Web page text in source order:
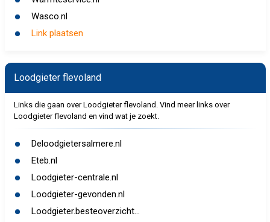
Wasco.nl
Link plaatsen
Loodgieter flevoland
Links die gaan over Loodgieter flevoland. Vind meer links over
Loodgieter flevoland en vind wat je zoekt.
Deloodgietersalmere.nl
Eteb.nl
Loodgieter-centrale.nl
Loodgieter-gevonden.nl
Loodgieter.besteoverzicht...